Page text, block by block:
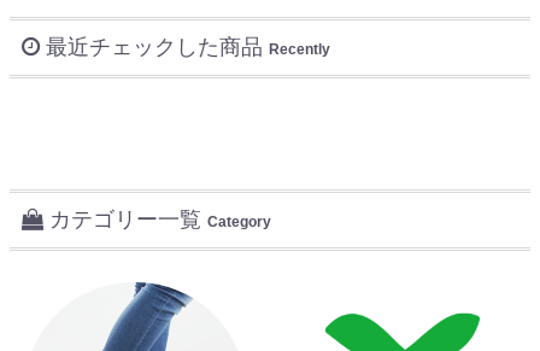
最近チェックした商品 Recently
カテゴリー一覧 Category